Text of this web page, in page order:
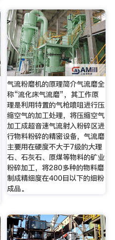
气流粉磨机的原理简介气流磨全
称“流化床气流磨”，其工作原
理是利用特置的气枪喷咀进行压
缩空气的加工处理，将压缩空气
加工成超音速气流射入粉碎区进
行物料粉碎的精密设备，气流磨
主要用在硬度不大于7级的大理
石、石灰石、原煤等物料的矿业
粉碎加工，将280多种的物料磨
制成精细度在400目以下的细粉
成品。